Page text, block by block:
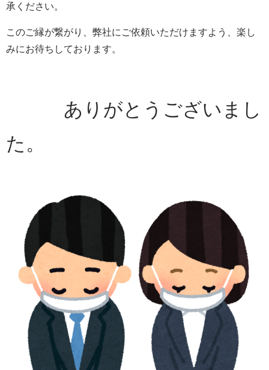
承ください。
このご縁が繋がり、弊社にご依頼いただけますよう、楽し
みにお待ちしております。
ありがとうございまし
た。